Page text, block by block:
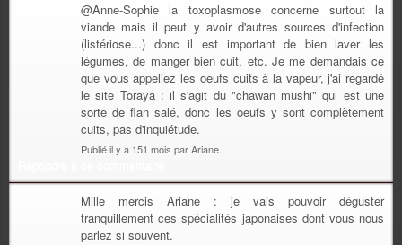
@Anne-Sophie la toxoplasmose concerne surtout la
viande mais il peut y avoir d'autres sources d'infection
(listériose...) donc il est important de bien laver les
légumes, de manger bien cuit, etc. Je me demandais ce
que vous appeliez les oeufs cuits à la vapeur, j'ai regardé
le site Toraya : il s'agit du "chawan mushi" qui est une
sorte de flan salé, donc les oeufs y sont complètement
cuits, pas d'inquiétude.
Publié il y a 151 mois par Ariane.
Mille mercis Ariane : je vais pouvoir déguster
tranquillement ces spécialités japonaises dont vous nous
parlez si souvent.